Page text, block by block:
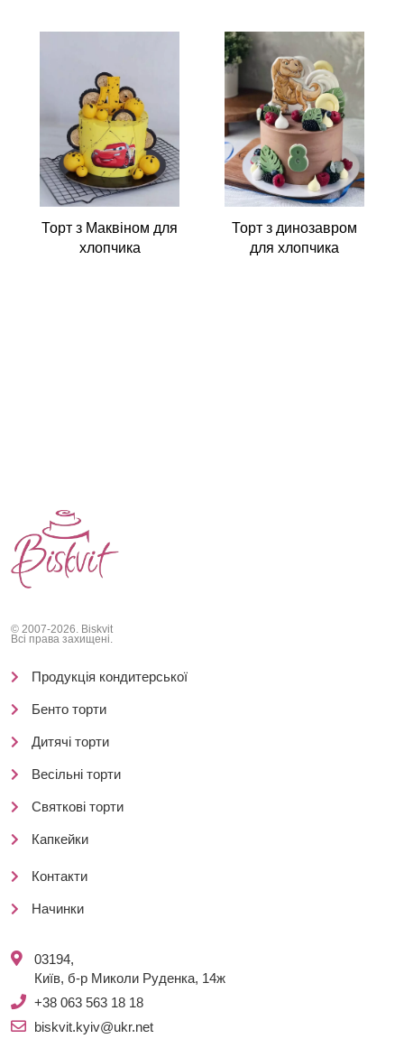
Торт з Маквіном для
хлопчика
Торт з динозавром
для хлопчика
© 2007-2026. Biskvit
Всі права захищені.
Продукція кондитерської
Бенто торти
Дитячі торти
Весільні торти
Святкові торти
Капкейки
Контакти
Начинки
03194,
Київ, б-р Миколи Руденка, 14ж
+38 063 563 18 18
biskvit.kyiv@ukr.net